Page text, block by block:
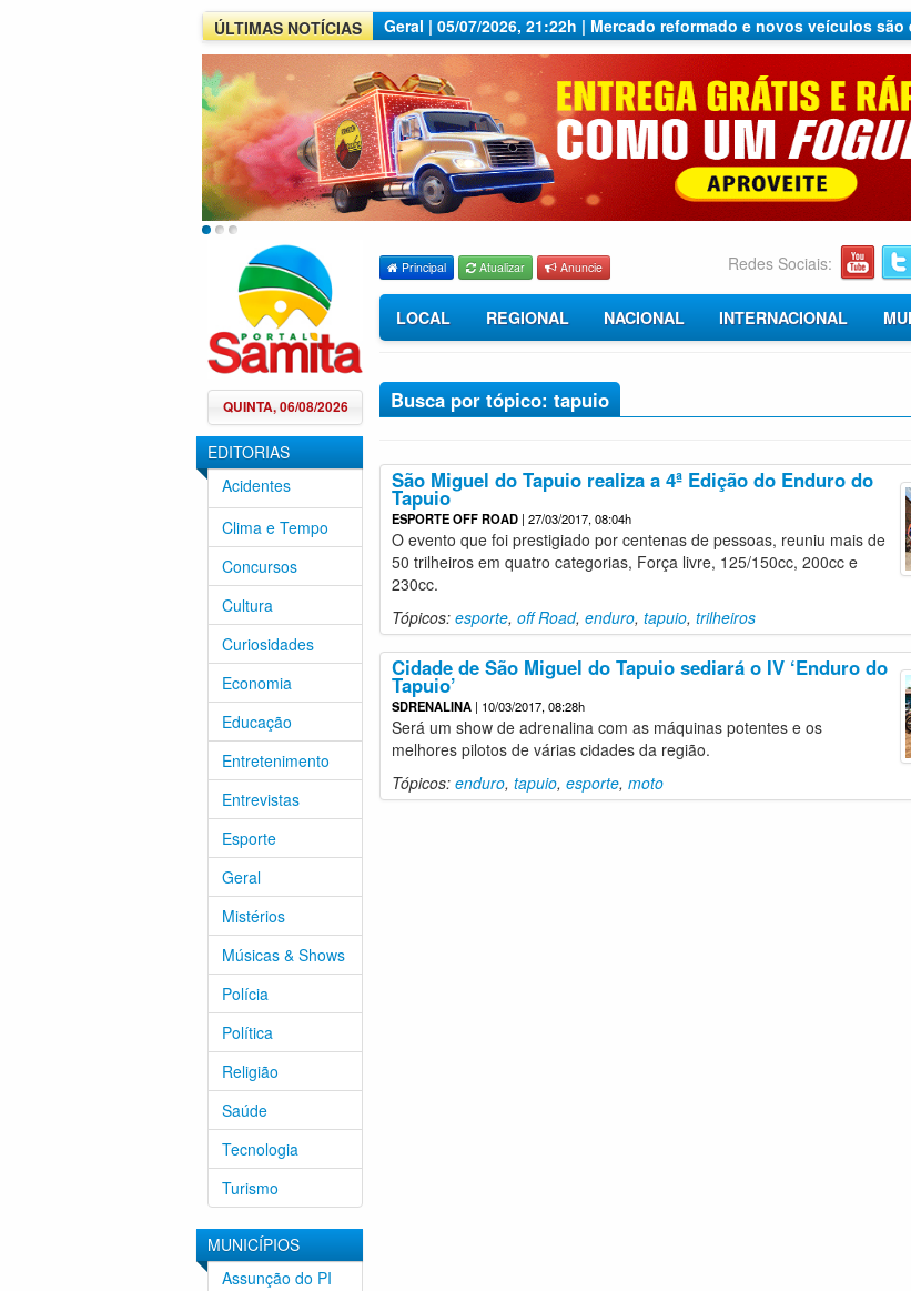
ÚLTIMAS NOTÍCIAS
Geral | 05/07/2026, 21:22h | Mercado reformado e novos veículos
Principal Atualizar Anuncie Redes Sociais:
QUINTA, 06/08/2026
EDITORIAS
Acidentes
Clima e Tempo
Concursos
Cultura
Curiosidades
Economia
Educação
Entretenimento
Entrevistas
Esporte
Geral
Mistérios
Músicas & Shows
Polícia
Política
Religião
Saúde
Tecnologia
Turismo
MUNICÍPIOS
Assunção do PI
LOCAL REGIONAL NACIONAL INTERNACIONAL
Busca por tópico: tapuio
São Miguel do Tapuio realiza a 4ª Edição do Enduro do
Tapuio
ESPORTE OFF ROAD | 27/03/2017, 08:04h
O evento que foi prestigiado por centenas de pessoas, reuniu mais de
50 trilheiros em quatro categorias, Força livre, 125/150cc, 200cc e
230cc.
Tópicos: esporte, off Road, enduro, tapuio, trilheiros
Cidade de São Miguel do Tapuio sediará o IV ‘Enduro do
Tapuio’
SDRENALINA | 10/03/2017, 08:28h
Será um show de adrenalina com as máquinas potentes e os
melhores pilotos de várias cidades da região.
Tópicos: enduro, tapuio, esporte, moto